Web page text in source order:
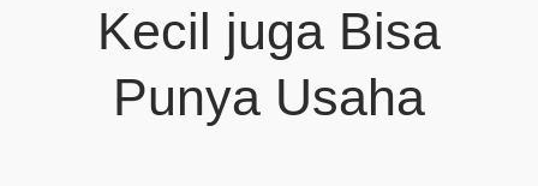
Kecil juga Bisa
Punya Usaha